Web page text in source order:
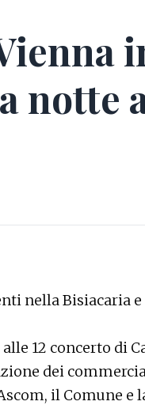
notte
nella Bisiacaria e
12 concerto di
dei
il Comune e